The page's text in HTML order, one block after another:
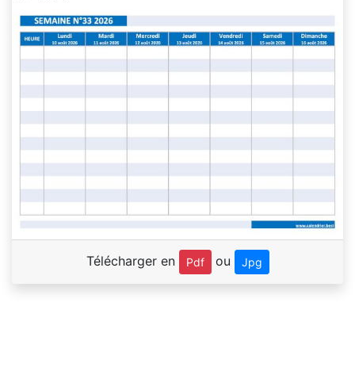
Télécharger en Pdf ou Jpg